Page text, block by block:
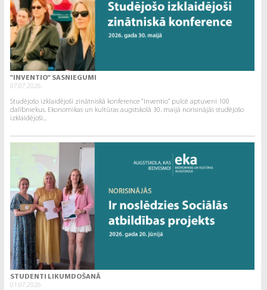
"INVENTIO" SASNIEGUMI
07.07.2026.
Studējošo izklaidējoši zinātniskā konference “Inventio” pulcē aptuveni 100
dalībniekus. Ekonomikas un kultūras augstskolā 30. maijā norisinājās studējošo
izklaidējoši...
STUDENTI LIKUMDOŠANĀ
01.07.2026.